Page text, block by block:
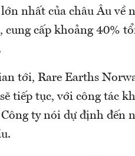
nhất của châu Âu về
cung cấp khoảng 40%
tới, Rare Earths
tiếp tục, với công tác
ty nói dự định đến